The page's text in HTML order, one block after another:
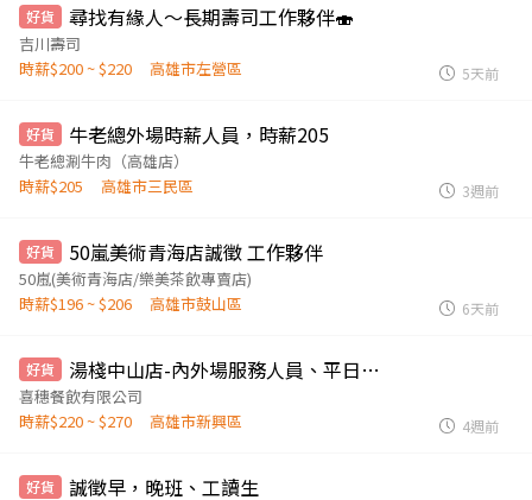
好貨 尋找有緣人～長期壽司工作夥伴🍣
吉川壽司
時薪$200 ~ $220
高雄市左營區 5天前
好貨 牛老總外場時薪人員，時薪205
牛老總涮牛肉（高雄店）
時薪$205
高雄市三民區 3週前
好貨 50嵐美術青海店誠徵 工作夥伴
50嵐(美術青海店/樂美茶飲專賣店)
時薪$196 ~ $206
高雄市鼓山區 6天前
好貨 湯棧中山店-內外場服務人員、平日工讀、假日工讀、打烊工讀
喜穗餐飲有限公司
時薪$220 ~ $270
高雄市新興區 4週前
好貨 誠徵早，晚班、工讀生